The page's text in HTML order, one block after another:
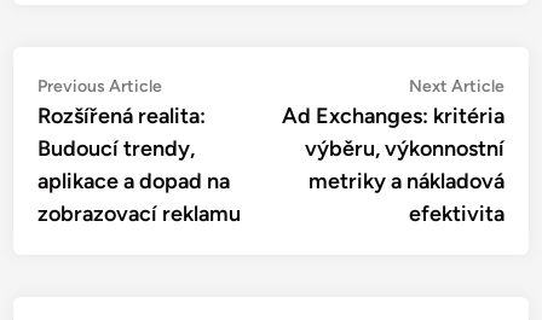
Post
navigation
Previous ArticlePrevious
article:
Rozšířená realita:
Budoucí trendy,
aplikace a dopad na
zobrazovací reklamu
Next Article
Ad Exchanges: kritéria
výběru, výkonnostní
metriky a nákladová
efektivita